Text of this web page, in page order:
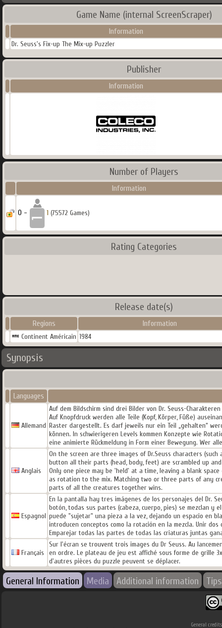
Game Name (internal ScreenScraper)
Information
Dr. Seuss's Fix-up The Mix-up Puzzler
Publisher
Information
Number of Players
Information
0 - 1 (75572 Games)
Rating Categories
Release date(s)
Regions Information
Continent Américain 1984
Synopsis
Languages
Allemand
Auf dem Bildschirm sind drei Bilder von Dr. Seuss-
Auf Knopfdruck werden alle Teile (Kopf, Körper, Füße)
Raster dargestellt. Es darf jeweils nur ein Teil „gehalten“
können. In schwierigeren Levels kommen Konzepte wie
eine animierte Rückmeldung in Form einer Bewegung. Wer
Anglais
On the screen are three images of Dr.Seuss characters
button all their parts (head, body, feet) are scrambled up
Only one piece may be 'held' at a time, leaving a blank
as rotation to the mix. Matching two or three parts of any
parts of all the creatures together wins.
Espagnol
En la pantalla hay tres imágenes de los personajes del Dr.
botón, todas sus partes (cabeza, cuerpo, pies) se mezclan y
puede "sujetar" una pieza a la vez, dejando un espacio en
introducen conceptos como la rotación en la mezcla. Unir
Emparejar todas las partes de todas las criaturas juntas
Français
Sur l'écran se trouvent trois images du Dr Seuss. Au
en ordre. Le plateau de jeu est affiché sous forme de grille
d'autres pièces du puzzle peuvent se déplacer.
General Information Media Additional information Tips
General